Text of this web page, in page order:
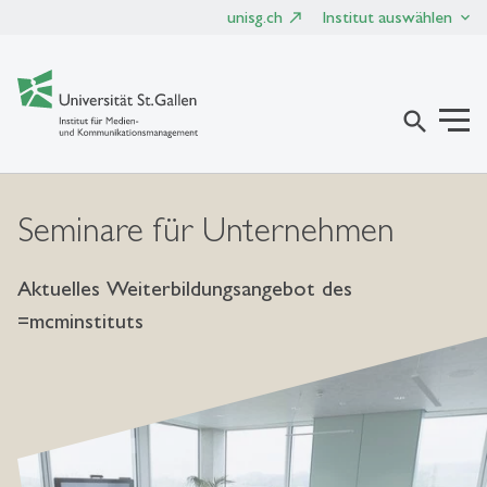
unisg.ch Institut auswählen
search
Seminare für Unternehmen
Aktuelles Weiterbildungsangebot des
=mcminstituts